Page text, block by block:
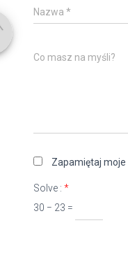
Nazwa *
Co masz na myśli?
Zapamiętaj
Solve : *
30 − 23 =